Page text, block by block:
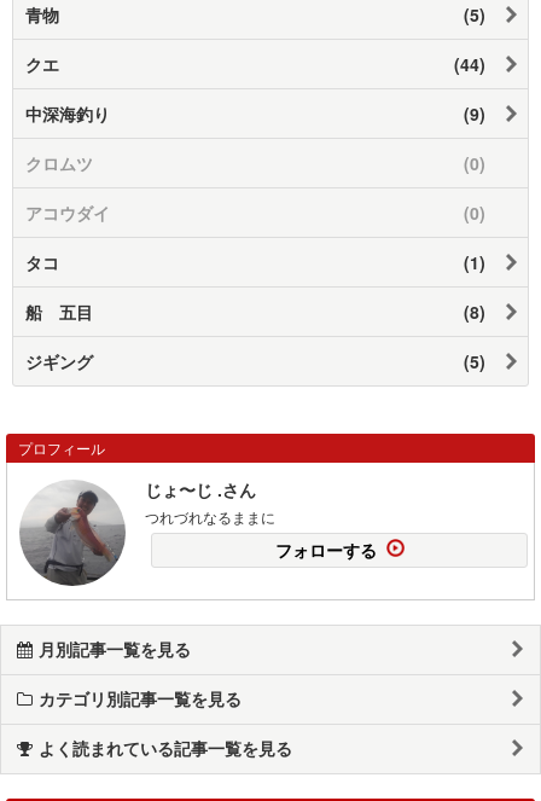
青物 (5)
クエ (44)
中深海釣り (9)
クロムツ (0)
アコウダイ (0)
タコ (1)
船 五目 (8)
ジギング (5)
プロフィール
じょ〜じ .さん
つれづれなるままに
フォローする
月別記事一覧を見る
カテゴリ別記事一覧を見る
よく読まれている記事一覧を見る